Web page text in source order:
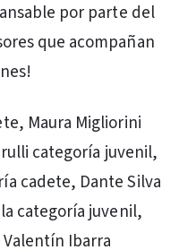
por parte del
que acompañan
Maura Migliorini
categoría juvenil,
cadete, Dante Silva
categoría juvenil,
Ibarra